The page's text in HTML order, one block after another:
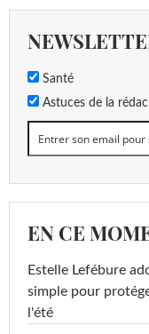
Santé
Astuces de la rédac
EN CE
Estelle Lefébure
simple pour
l'été